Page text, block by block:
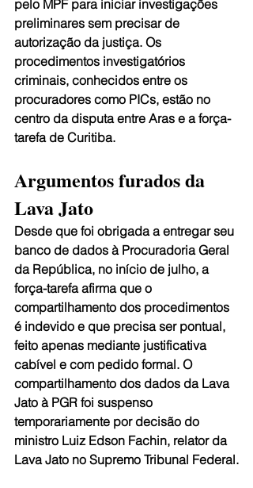
pelo MPF para iniciar investigações
preliminares sem precisar de
autorização da justiça. Os
procedimentos investigatórios
criminais, conhecidos entre os
procuradores como PICs, estão no
centro da disputa entre Aras e a força-
tarefa de Curitiba.
Argumentos furados da
Lava Jato
Desde que foi obrigada a entregar seu
banco de dados à Procuradoria Geral
da República, no início de julho, a
força-tarefa afirma que o
compartilhamento dos procedimentos
é indevido e que precisa ser pontual,
feito apenas mediante justificativa
cabível e com pedido formal. O
compartilhamento dos dados da Lava
Jato à PGR foi suspenso
temporariamente por decisão do
ministro Luiz Edson Fachin, relator da
Lava Jato no Supremo Tribunal Federal.